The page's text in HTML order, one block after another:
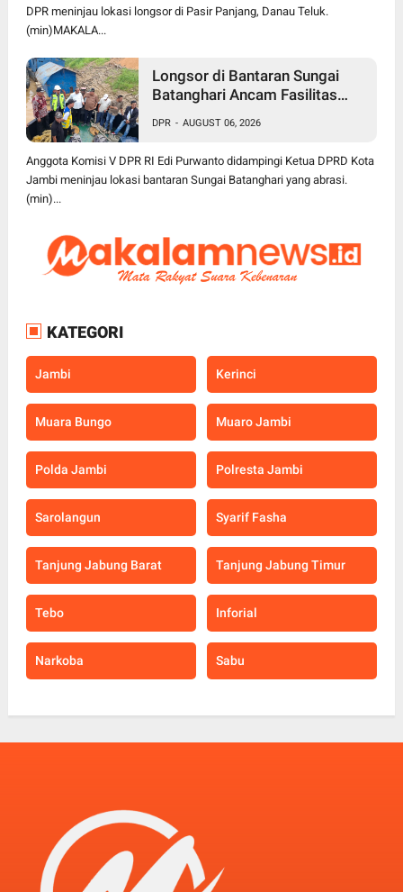
DPR meninjau lokasi longsor di Pasir Panjang, Danau Teluk.
(min)MAKALA...
Longsor di Bantaran Sungai
Batanghari Ancam Fasilitas
Purwanto Siap Perjuangkan
Pembangunan Turap
DPR - AUGUST 06, 2026
Anggota Komisi V DPR RI Edi Purwanto didampingi Ketua DPRD Kota
Jambi meninjau lokasi bantaran Sungai Batanghari yang abrasi.
(min)...
KATEGORI
Jambi Kerinci
Muara Bungo Muaro Jambi
Polda Jambi Polresta Jambi
Sarolangun Syarif Fasha
Tanjung Jabung Barat Tanjung Jabung Timur
Tebo Inforial
Narkoba Sabu